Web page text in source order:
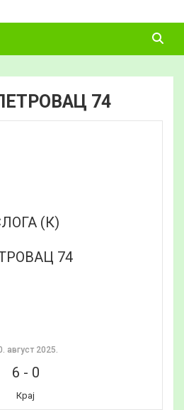
74
(К)
74
август 2025.
6 - 0
Крај